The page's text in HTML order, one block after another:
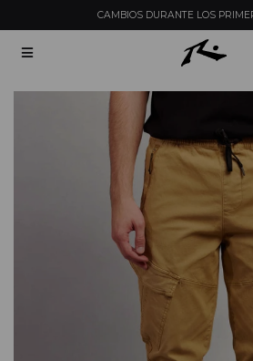
CAMBIOS DURANTE LOS
